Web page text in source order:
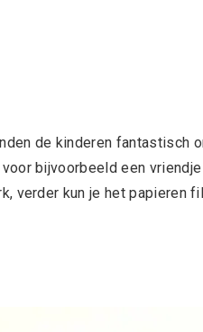
de kinderen fantastisch
bijvoorbeeld een
verder kun je het papieren